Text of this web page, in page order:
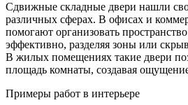
Сдвижные складные двери нашли
различных сферах. В офисах и
помогают организовать
эффективно, разделяя зоны или
В жилых помещениях такие двери
площадь комнаты, создавая
Примеры работ в интерьере